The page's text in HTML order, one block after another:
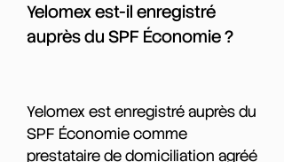
Yelomex est-il enregistré
auprès du SPF Économie ?
Yelomex est enregistré auprès du
SPF Économie comme
prestataire de domiciliation agréé